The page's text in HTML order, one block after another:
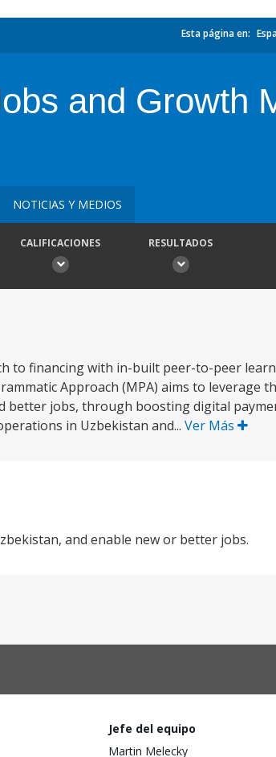
Esta página en:
and Growth
NOTICIAS Y MEDIOS
CALIFICACIONES RESULTADOS
to financing with in-built peer-to-peer
Approach (MPA) aims to leverage
better jobs, through boosting digital
in Uzbekistan and... Ver Más
and enable new or better jobs.
Jefe del equipo
Martin Melecky